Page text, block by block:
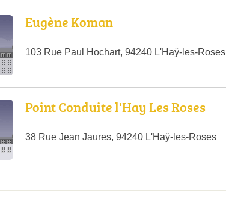
Eugène Koman
103 Rue Paul Hochart, 94240 L'Haÿ-les-Roses
Point Conduite l'Hay Les Roses
38 Rue Jean Jaures, 94240 L'Haÿ-les-Roses